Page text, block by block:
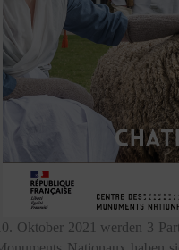
Oktober 2021 werden 3